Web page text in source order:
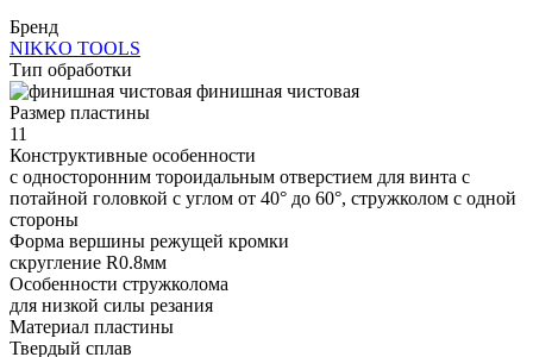
Бренд
NIKKO TOOLS
Тип обработки
финишная чистовая
Размер пластины
11
Конструктивные особенности
с односторонним тороидальным отверстием для винта с
потайной головкой с углом от 40° до 60°, стружколом с одной
стороны
Форма вершины режущей кромки
cкругление R0.8мм
Особенности стружколома
для низкой силы резания
Материал пластины
Твердый сплав